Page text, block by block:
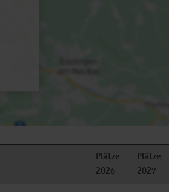
Plätze
2026
Plätze
2027